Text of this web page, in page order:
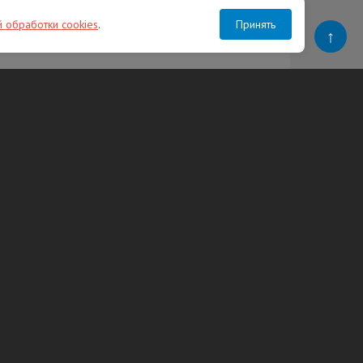
обработки cookies. Принять
↑